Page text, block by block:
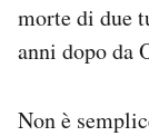
Area
Notifiche
morte di due
anni dopo da
Non è